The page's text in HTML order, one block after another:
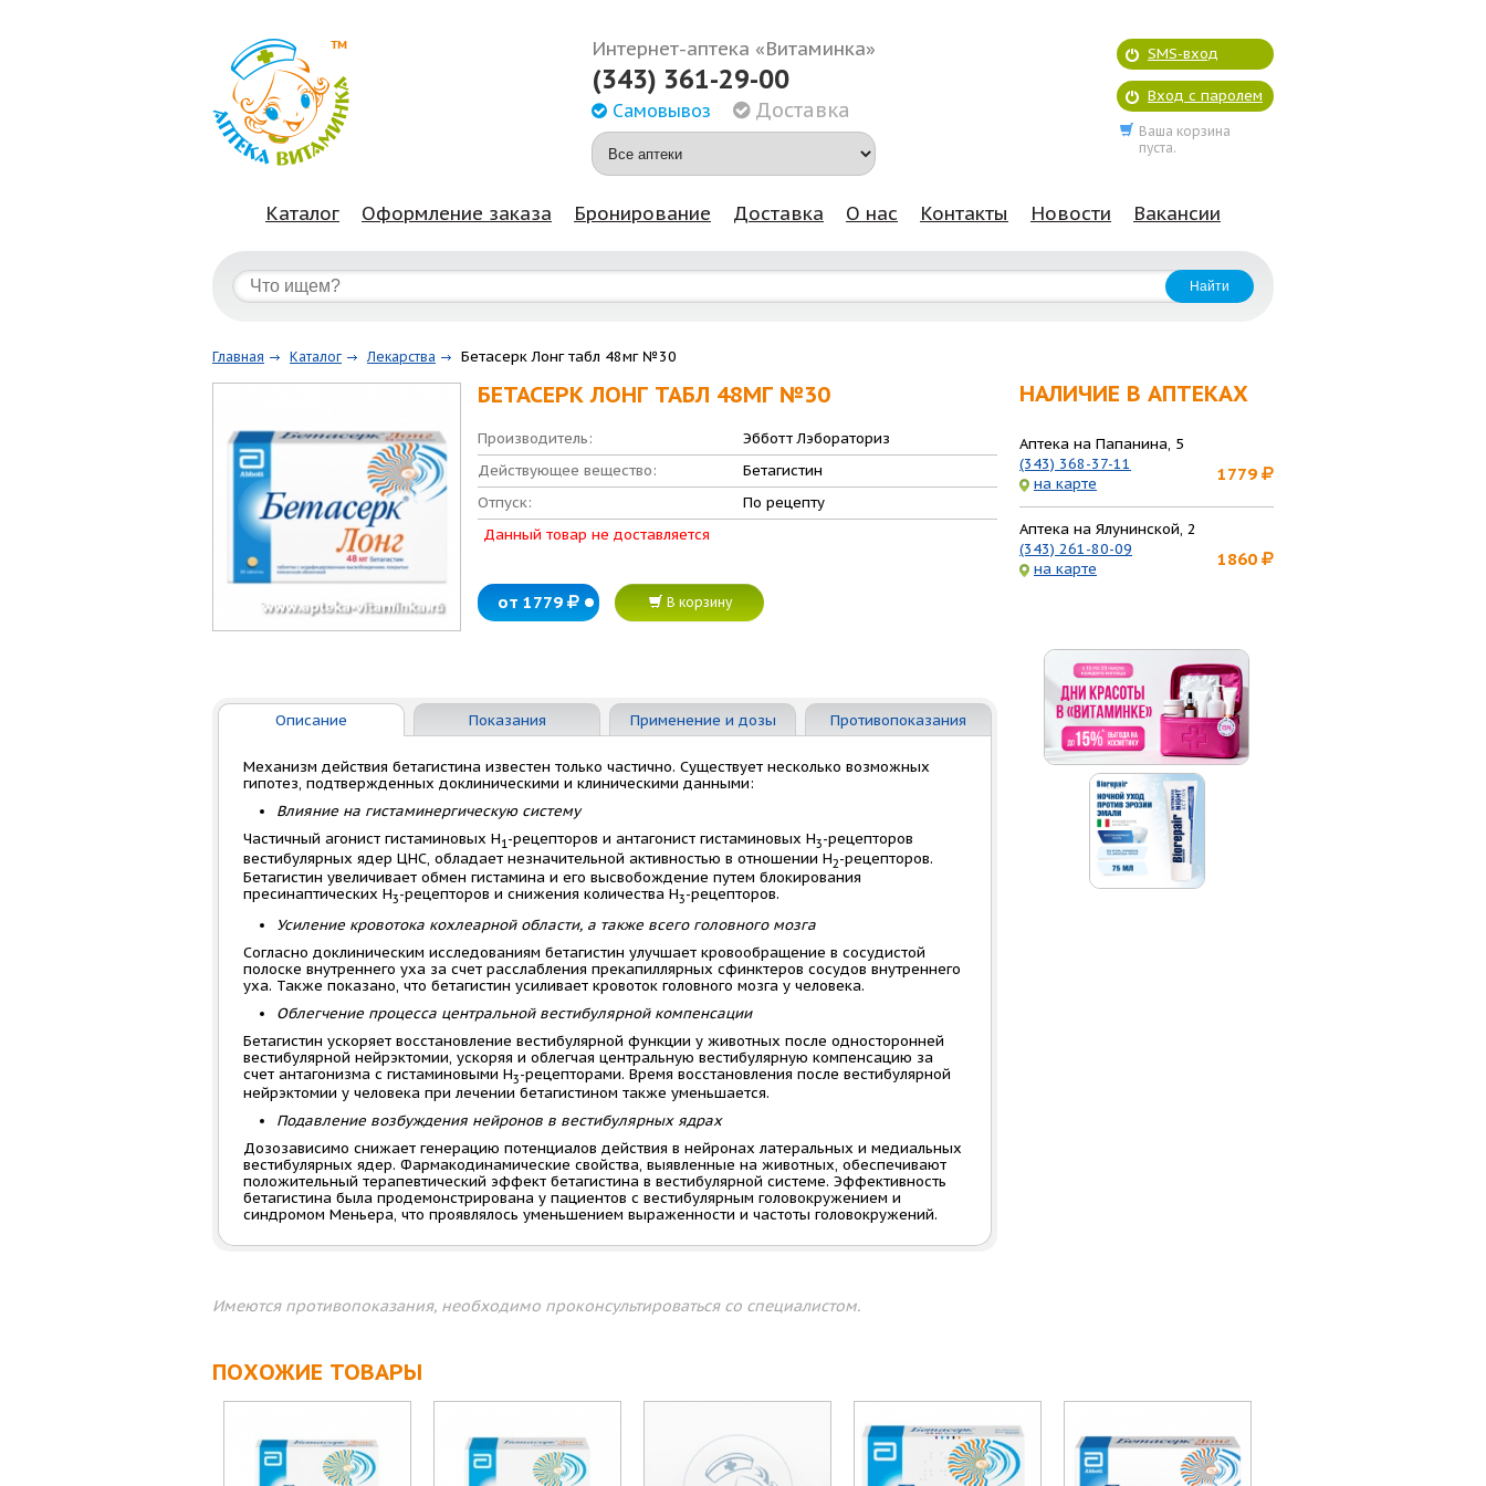
Интернет-аптека «Витаминка»
(343) 361-29-00
Самовывоз Доставка
SMS-вход
Вход с паролем
Ваша корзина
пуста.
Каталог Оформление заказа Бронирование Доставка О нас Контакты Новости Вакансии
Главная Каталог Лекарства Бетасерк Лонг табл 48мг №30
БЕТАСЕРК ЛОНГ ТАБЛ 48МГ №30
Производитель:
Эбботт Лэбораториз
Действующее вещество:
Бетагистин
Отпуск:
По рецепту
Данный товар не доставляется
от 1779 В корзину
Описание Показания Применение и дозы Противопоказания
Механизм действия бетагистина известен только частично. Существует несколько возможных
гипотез, подтвержденных доклиническими и клиническими данными:
Влияние на гистаминергическую систему
Частичный агонист гистаминовых H1 -рецепторов и антагонист гистаминовых H3-рецепторов
вестибулярных ядер ЦНС, обладает незначительной активностью в отношении Н2-рецепторов.
Бетагистин увеличивает обмен гистамина и его высвобождение путем блокирования
пресинаптических H3-рецепторов и снижения количества H3-рецепторов.
Усиление кровотока кохлеарной области, а также всего головного мозга
Согласно доклиническим исследованиям бетагистин улучшает кровообращение в сосудистой
полоске внутреннего уха за счет расслабления прекапиллярных сфинктеров сосудов внутреннего
уха. Также показано, что бетагистин усиливает кровоток головного мозга у человека.
Облегчение процесса центральной вестибулярной компенсации
Бетагистин ускоряет восстановление вестибулярной функции у животных после односторонней
вестибулярной нейрэктомии, ускоряя и облегчая центральную вестибулярную компенсацию за
счет антагонизма с гистаминовыми H3-рецепторами. Время восстановления после вестибулярной
нейрэктомии у человека при лечении бетагистином также уменьшается.
Подавление возбуждения нейронов в вестибулярных ядрах
Дозозависимо снижает генерацию потенциалов действия в нейронах латеральных и медиальных
вестибулярных ядер. Фармакодинамические свойства, выявленные на животных, обеспечивают
положительный терапевтический эффект бетагистина в вестибулярной системе. Эффективность
бетагистина была продемонстрирована у пациентов с вестибулярным головокружением и
синдромом Меньера, что проявлялось уменьшением выраженности и частоты головокружений.
Имеются противопоказания, необходимо проконсультироваться со специалистом.
НАЛИЧИЕ В АПТЕКАХ
Аптека на Папанина, 5
(343) 368-37-11
на карте
1779
Аптека на Ялунинской, 2
(343) 261-80-09
на карте
1860
ПОХОЖИЕ ТОВАРЫ